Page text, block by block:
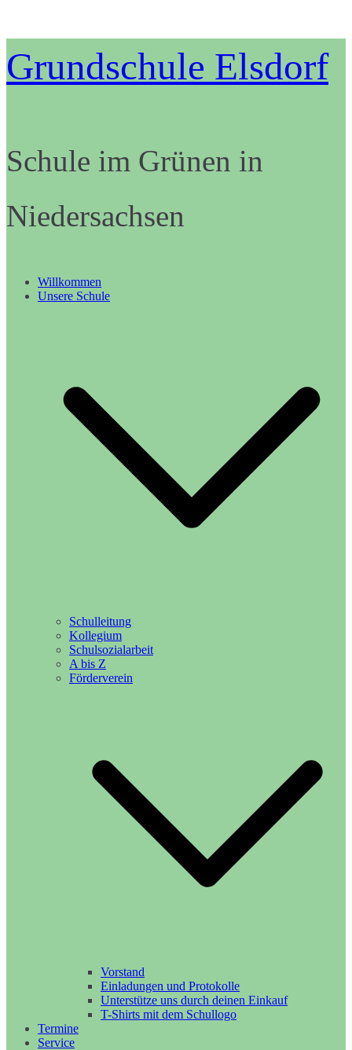
Inhalt
springen
Grundschule Elsdorf
Schule im Grünen in
Niedersachsen
Willkommen
Unsere Schule
Schulleitung
Kollegium
Schulsozialarbeit
A bis Z
Förderverein
Vorstand
Einladungen und Protokolle
Unterstütze uns durch deinen Einkauf
T-Shirts mit dem Schullogo
Termine
Service